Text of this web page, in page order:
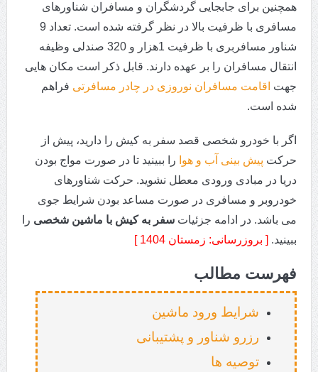
همچنین برای جابجایی گردشگران و مسافران شناورهای
مسافری با ظرفیت بالا در نظر گرفته شده است. تعداد 9
شناور مسافربری با ظرفیت 1هزار و 320 صندلی وظیفه
انتقال مسافران را بر عهده دارند. قابل ذکر است مکان هایی
جهت اقامت مسافران نوروزی در چادر مسافرتی فراهم
شده است.
اگر با خودرو شخصی قصد سفر به کیش را دارید، پیش از
حرکت پیش بینی آب و هوا را ببینید تا در صورت مواج بودن
دریا در مبادی ورودی معطل نشوید. حرکت شناورهای
خودروبر و مسافری در صورت مساعد بودن شرایط جوی
می باشد. در ادامه جزئیات سفر به کیش با ماشین شخصی را
ببینید. [ بروزرسانی: زمستان 1404 ]
فهرست مطالب
شرایط ورود ماشین
رزرو شناور و پشتیبانی
توصیه ها